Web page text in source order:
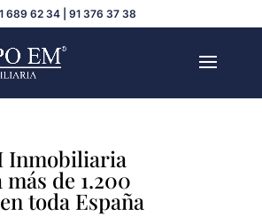
689 62 34 | 91 376 37 38
Inmobiliaria
de 1.200
toda España